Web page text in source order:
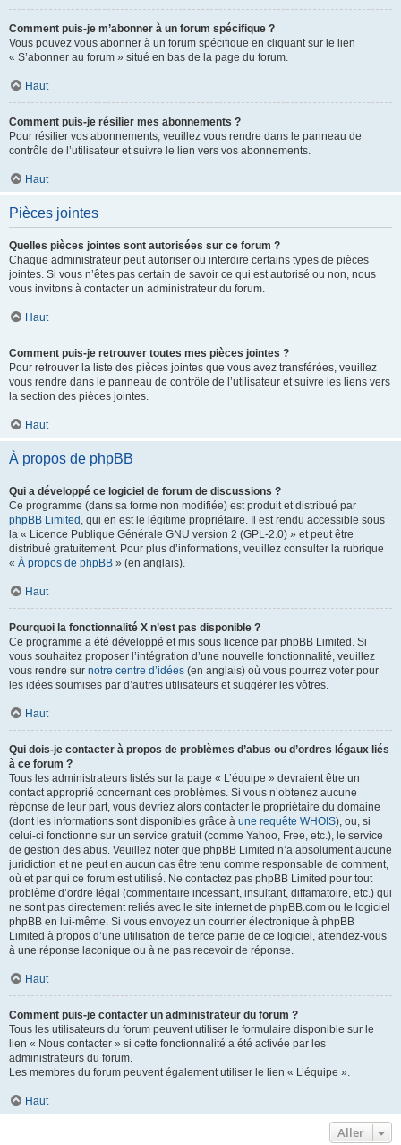
Comment puis-je m’abonner à un forum spécifique ?
Vous pouvez vous abonner à un forum spécifique en cliquant sur le lien
« S’abonner au forum » situé en bas de la page du forum.
Haut
Comment puis-je résilier mes abonnements ?
Pour résilier vos abonnements, veuillez vous rendre dans le panneau de
contrôle de l’utilisateur et suivre le lien vers vos abonnements.
Haut
Pièces jointes
Quelles pièces jointes sont autorisées sur ce forum ?
Chaque administrateur peut autoriser ou interdire certains types de pièces
jointes. Si vous n’êtes pas certain de savoir ce qui est autorisé ou non, nous
vous invitons à contacter un administrateur du forum.
Haut
Comment puis-je retrouver toutes mes pièces jointes ?
Pour retrouver la liste des pièces jointes que vous avez transférées, veuillez
vous rendre dans le panneau de contrôle de l’utilisateur et suivre les liens vers
la section des pièces jointes.
Haut
À propos de phpBB
Qui a développé ce logiciel de forum de discussions ?
Ce programme (dans sa forme non modifiée) est produit et distribué par
phpBB Limited , qui en est le légitime propriétaire. Il est rendu accessible sous
la « Licence Publique Générale GNU version 2 (GPL-2.0) » et peut être
distribué gratuitement. Pour plus d’informations, veuillez consulter la rubrique
« À propos de phpBB » (en anglais).
Haut
Pourquoi la fonctionnalité X n’est pas disponible ?
Ce programme a été développé et mis sous licence par phpBB Limited. Si
vous souhaitez proposer l’intégration d’une nouvelle fonctionnalité, veuillez
vous rendre sur notre centre d’idées (en anglais) où vous pourrez voter pour
les idées soumises par d’autres utilisateurs et suggérer les vôtres.
Haut
Qui dois-je contacter à propos de problèmes d’abus ou d’ordres légaux liés
à ce forum ?
Tous les administrateurs listés sur la page « L’équipe » devraient être un
contact approprié concernant ces problèmes. Si vous n’obtenez aucune
réponse de leur part, vous devriez alors contacter le propriétaire du domaine
(dont les informations sont disponibles grâce à une requête WHOIS), ou, si
celui-ci fonctionne sur un service gratuit (comme Yahoo, Free, etc.), le service
de gestion des abus. Veuillez noter que phpBB Limited n’a absolument aucune
juridiction et ne peut en aucun cas être tenu comme responsable de comment,
où et par qui ce forum est utilisé. Ne contactez pas phpBB Limited pour tout
problème d’ordre légal (commentaire incessant, insultant, diffamatoire, etc.) qui
ne sont pas directement reliés avec le site internet de phpBB.com ou le logiciel
phpBB en lui-même. Si vous envoyez un courrier électronique à phpBB
Limited à propos d’une utilisation de tierce partie de ce logiciel, attendez-vous
à une réponse laconique ou à ne pas recevoir de réponse.
Haut
Comment puis-je contacter un administrateur du forum ?
Tous les utilisateurs du forum peuvent utiliser le formulaire disponible sur le
lien « Nous contacter » si cette fonctionnalité a été activée par les
administrateurs du forum.
Les membres du forum peuvent également utiliser le lien « L’équipe ».
Haut
Aller